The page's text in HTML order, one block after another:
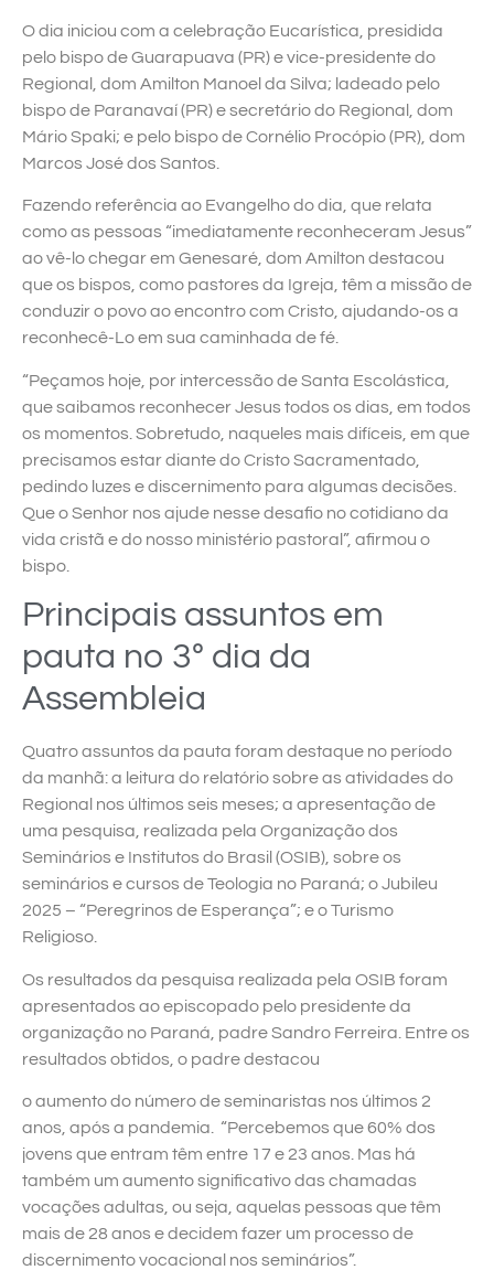
O dia iniciou com a celebração Eucarística, presidida
pelo bispo de Guarapuava (PR) e vice-presidente do
Regional, dom Amilton Manoel da Silva; ladeado pelo
bispo de Paranavaí (PR) e secretário do Regional, dom
Mário Spaki; e pelo bispo de Cornélio Procópio (PR), dom
Marcos José dos Santos.
Fazendo referência ao Evangelho do dia, que relata
como as pessoas “imediatamente reconheceram Jesus”
ao vê-lo chegar em Genesaré, dom Amilton destacou
que os bispos, como pastores da Igreja, têm a missão de
conduzir o povo ao encontro com Cristo, ajudando-os a
reconhecê-Lo em sua caminhada de fé.
“Peçamos hoje, por intercessão de Santa Escolástica,
que saibamos reconhecer Jesus todos os dias, em todos
os momentos. Sobretudo, naqueles mais difíceis, em que
precisamos estar diante do Cristo Sacramentado,
pedindo luzes e discernimento para algumas decisões.
Que o Senhor nos ajude nesse desafio no cotidiano da
vida cristã e do nosso ministério pastoral”, afirmou o
bispo.
Principais assuntos em
pauta no 3º dia da
Assembleia
Quatro assuntos da pauta foram destaque no período
da manhã: a leitura do relatório sobre as atividades do
Regional nos últimos seis meses; a apresentação de
uma pesquisa, realizada pela Organização dos
Seminários e Institutos do Brasil (OSIB), sobre os
seminários e cursos de Teologia no Paraná; o Jubileu
2025 – “Peregrinos de Esperança”; e o Turismo
Religioso.
Os resultados da pesquisa realizada pela OSIB foram
apresentados ao episcopado pelo presidente da
organização no Paraná, padre Sandro Ferreira. Entre os
resultados obtidos, o padre destacou
o aumento do número de seminaristas nos últimos 2
anos, após a pandemia. “Percebemos que 60% dos
jovens que entram têm entre 17 e 23 anos. Mas há
também um aumento significativo das chamadas
vocações adultas, ou seja, aquelas pessoas que têm
mais de 28 anos e decidem fazer um processo de
discernimento vocacional nos seminários”.